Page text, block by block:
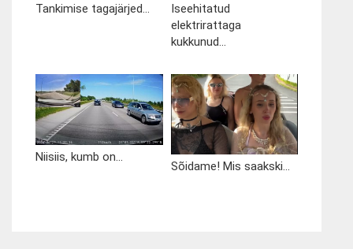
Tankimise tagajärjed...
Iseehitatud
elektrirattaga
kukkunud...
Niisiis, kumb on...
Sõidame! Mis saakski...